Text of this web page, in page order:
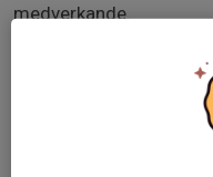
medverkande.
Mer info kommer
datumet 29/3 är det